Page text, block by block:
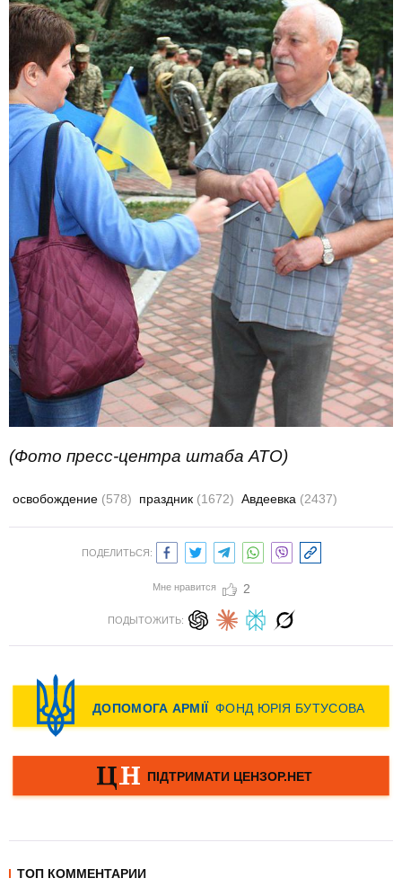
(Фото пресс-центра штаба АТО)
освобождение (578) праздник (1672) Авдеевка (2437)
ПОДЕЛИТЬСЯ:
Мне нравится 2
ПОДЫТОЖИТЬ:
ТОП КОММЕНТАРИИ